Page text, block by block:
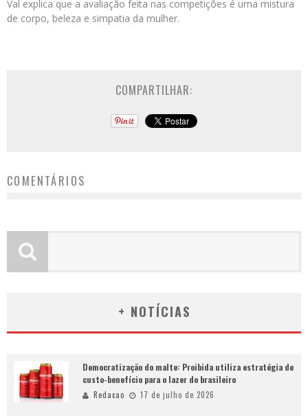
Val explica que a avaliação feita nas competições é uma mistura
de corpo, beleza e simpatia da mulher.
COMPARTILHAR:
COMENTÁRIOS
+ NOTÍCIAS
Democratização do malte: Proibida utiliza estratégia de
custo-benefício para o lazer do brasileiro
Redacao 17 de julho de 2026